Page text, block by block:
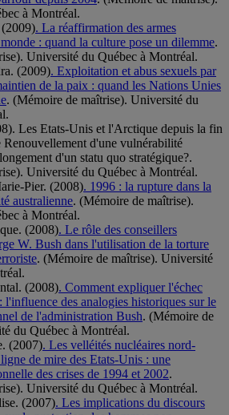
à Montréal.
. La réaffirmation des armes
: quand la culture pose un dilemme.
Université du Québec à Montréal.
(2009). Exploitation et abus sexuels par
de la paix : quand les Nations Unies
. (Mémoire de maîtrise). Université du
Les Etats-Unis et l'Arctique depuis la fin
Renouvellement d'une vulnérabilité
d'un statu quo stratégique?.
Université du Québec à Montréal.
Pier. (2008). 1996 : la rupture dans la
australienne. (Mémoire de maîtrise).
à Montréal.
(2008). Le rôle des conseillers
W. Bush dans l'utilisation de la torture
. (Mémoire de maîtrise). Université
(2008). Comment expliquer l'échec
l'influence des analogies historiques sur le
de l'administration Bush. (Mémoire de
du Québec à Montréal.
(2007). Les velléités nucléaires nord-
de mire des Etats-Unis : une
des crises de 1994 et 2002.
Université du Québec à Montréal.
(2007). Les implications du discours